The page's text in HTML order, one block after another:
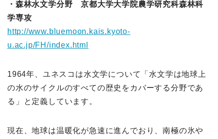
・森林水文学分野 京都大学大学院農学研究科森林科
学専攻
http://www.bluemoon.kais.kyoto-
u.ac.jp/FH/index.html
1964年、ユネスコは水文学について「水文学は地球上
の水のサイクルのすべての歴史をカバーする分野であ
る」と定義しています。
現在、地球は温暖化が急速に進んでおり、南極の氷や